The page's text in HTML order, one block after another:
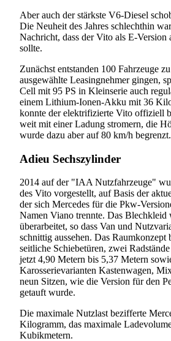
Aber auch der stärkste V6-Diesel
Die Neuheit des Jahres schlechthin
Nachricht, dass der Vito als E-Version
sollte.
Zunächst entstanden 100 Fahrzeuge
ausgewählte Leasingnehmer gingen,
Cell mit 95 PS in Kleinserie auch
einem Lithium-Ionen-Akku mit 36
konnte der elektrifizierte Vito offiziell
weit mit einer Ladung stromern, die
wurde dazu aber auf 80 km/h begrenzt.
Adieu Sechszylinder
2014 auf der "IAA Nutzfahrzeuge"
des Vito vorgestellt, auf Basis der
der sich Mercedes für die Pkw-
Namen Viano trennte. Das Blechkleid
überarbeitet, so dass Van und
schnittig aussehen. Das Raumkonzept
seitliche Schiebetüren, zwei
jetzt 4,90 Metern bis 5,37 Metern
Karosserievarianten Kastenwagen,
neun Sitzen, wie die Version für den
getauft wurde.
Die maximale Nutzlast bezifferte
Kilogramm, das maximale
Kubikmetern.